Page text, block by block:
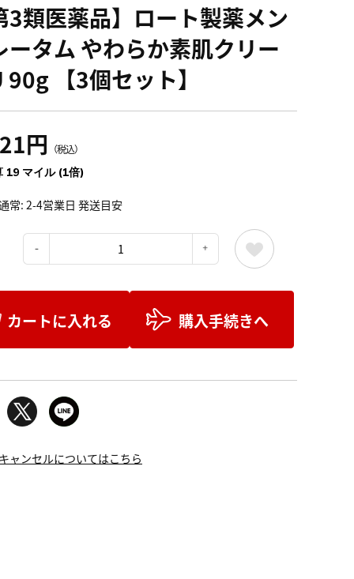
3類医薬品】ロート製薬メン
ータム やわらか素肌クリー
90g 【3個セット】
円 （税込）
19 マイル (1倍)
常: 2-4営業日 発送目安
カートに入れる 購入手続きへ
ャンセルについてはこちら